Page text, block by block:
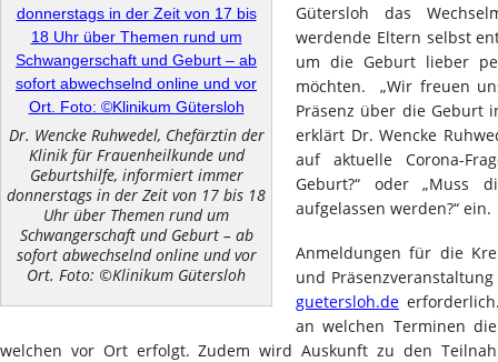
Dr. Wencke Ruhwedel, Chefärztin der
Klinik für Frauenheilkunde und
Geburtshilfe, informiert immer
donnerstags in der Zeit von 17 bis 18
Uhr über Themen rund um
Schwangerschaft und Geburt – ab
sofort abwechselnd online und vor
Ort. Foto: ©Klinikum Gütersloh
Gütersloh das
werdende Eltern selbst
um die Geburt lieber
möchten. „Wir freuen
Präsenz über die Geburt
erklärt Dr. Wencke
auf aktuelle Corona-
Geburt?“ oder „Muss
aufgelassen werden?“ ein.
Anmeldungen für die
und
guetersloh.de
an welchen Terminen
welchen vor Ort erfolgt. Zudem wird Auskunft zu den